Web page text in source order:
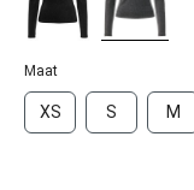
Maat
XS S M